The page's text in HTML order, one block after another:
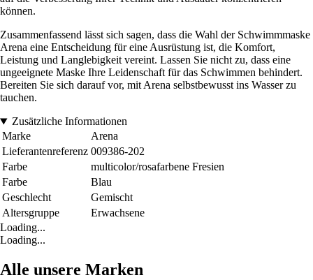
können.
Zusammenfassend lässt sich sagen, dass die Wahl der Schwimmmaske
Arena eine Entscheidung für eine Ausrüstung ist, die Komfort,
Leistung und Langlebigkeit vereint. Lassen Sie nicht zu, dass eine
ungeeignete Maske Ihre Leidenschaft für das Schwimmen behindert.
Bereiten Sie sich darauf vor, mit Arena selbstbewusst ins Wasser zu
tauchen.
Zusätzliche Informationen
Marke
Arena
Lieferantenreferenz 009386-202
Farbe
multicolor/rosafarbene Fresien
Farbe
Blau
Geschlecht
Gemischt
Altersgruppe
Erwachsene
Loading...
Loading...
Alle unsere Marken